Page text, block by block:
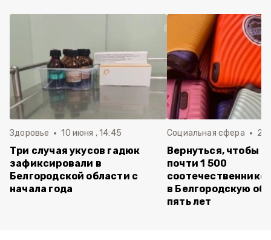
Здоровье 10 июня , 14:45
Три случая укусов гадюк
зафиксировали в
Белгородской области с
начала года
Социальная сфера 20
Вернуться, чтобы
почти 1 500
в Белгородскую
пять лет